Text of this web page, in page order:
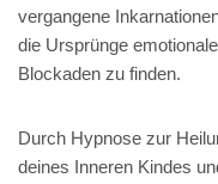
vergangene
die Ursprünge
Blockaden zu finden.
Durch Hypnose zur
deines Inneren Kindes